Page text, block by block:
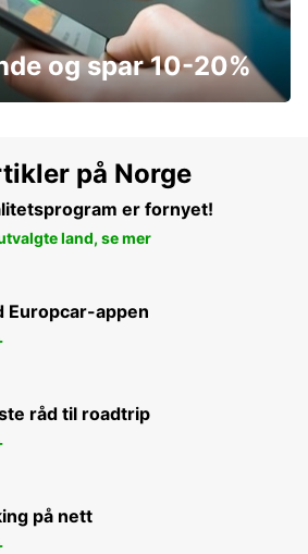
og spar 10-20%
på Norge
er fornyet!
land, se mer
Europcar-appen
råd til roadtrip
på nett